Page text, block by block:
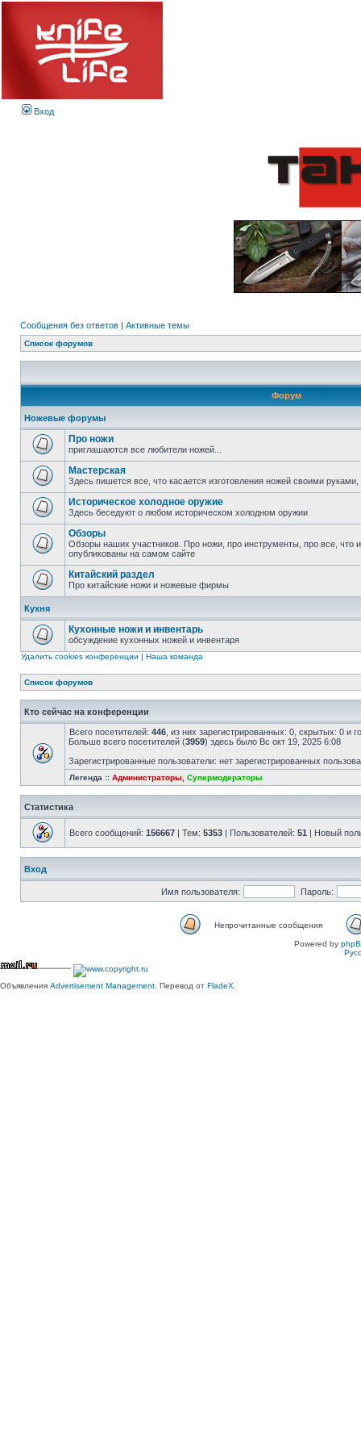
Вход
Сообщения без ответов | Активные темы
Список форумов
Форум
Ножевые форумы
Про ножи
приглашаются все любители ножей...
Мастерская
Здесь пишется все, что касается изготовления ножей своими
Историческое холодное оружие
Здесь беседуют о любом историческом холодном оружии
Обзоры
Обзоры наших участников. Про ножи, про инструменты, про все, что
опубликованы на самом сайте
Китайский раздел
Про китайские ножи и ножевые фирмы
Кухня
Кухонные ножи и инвентарь
обсуждение кухонных ножей и инвентаря
Удалить cookies конференции | Наша команда
Список форумов
Кто сейчас на конференции
Всего посетителей: 446 , из них зарегистрированных: 0, скрытых: 0 и
Больше всего посетителей (3959) здесь было Вс окт 19, 2025 6:08
Зарегистрированные пользователи: нет зарегистрированных
Легенда :: Администраторы Супермодераторы
Статистика
Всего сообщений: 156667 | Тем: 5353 | Пользователей: 51 | Новый
Вход
Имя пользователя: Пароль:
Непрочитанные сообщения
Powered by
Объявления Advertisement Management . Перевод от FladeX